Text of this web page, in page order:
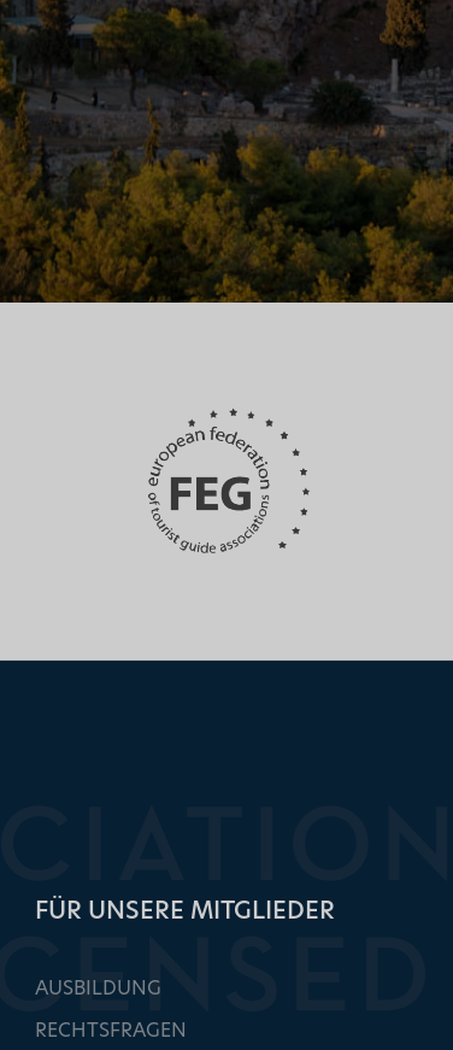
FÜR UNSERE MITGLIEDER
AUSBILDUNG
RECHTSFRAGEN